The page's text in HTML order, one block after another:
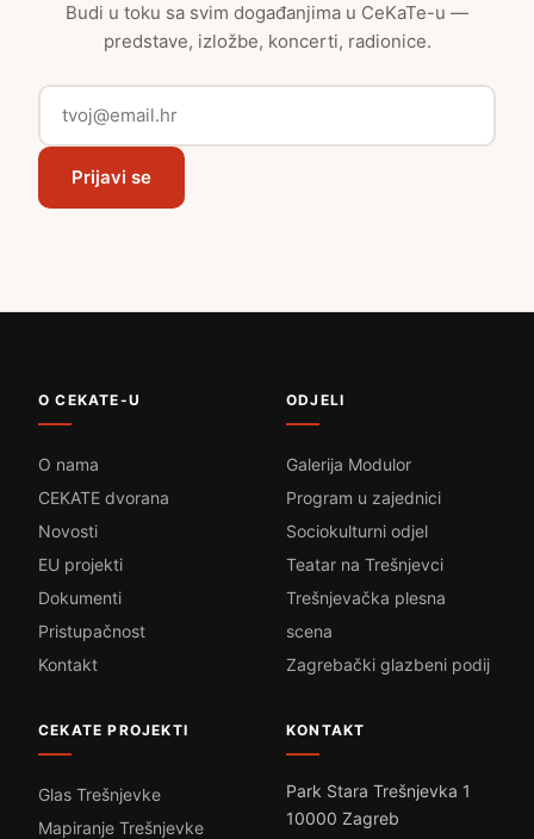
Budi u toku sa svim događanjima u CeKaTe-u —
predstave, izložbe, koncerti, radionice.
Prijavi se
O CEKATE-U
O nama
CEKATE dvorana
Novosti
EU projekti
Dokumenti
Pristupačnost
Kontakt
ODJELI
Galerija Modulor
Program u zajednici
Sociokulturni odjel
Teatar na Trešnjevci
Trešnjevačka plesna
scena
Zagrebački glazbeni podij
CEKATE PROJEKTI
Glas Trešnjevke
Mapiranje Trešnjevke
KONTAKT
Park Stara Trešnjevka 1
10000 Zagreb